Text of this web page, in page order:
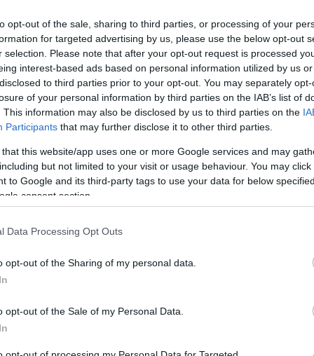
opt-out of the sale, sharing to third parties, or processing of your
for targeted advertising by us, please use the below opt-out
selection. Please note that after your opt-out request is processed
interest-based ads based on personal information utilized by us
to third parties prior to your opt-out. You may separately
of your personal information by third parties on the IAB’s list of
This information may also be disclosed by us to third parties on the
Participants that may further disclose it to other third parties.
that this website/app uses one or more Google services and may
but not limited to your visit or usage behaviour. You may
to Google and its third-party tags to use your data for below
consent section.
Data Processing Opt Outs
opt-out of the Sharing of my personal data.
opt-out of the Sale of my Personal Data.
Καστάνο αποβλήθηκε με δεύτερη κίτρινη κάρτα
έξαλλοι με την απόφαση του Έλληνα ρεφερί.
του ματς και σκόραρε δύο φορές προς το τέλος
να εξασφαλίσει το «τρίποντο».